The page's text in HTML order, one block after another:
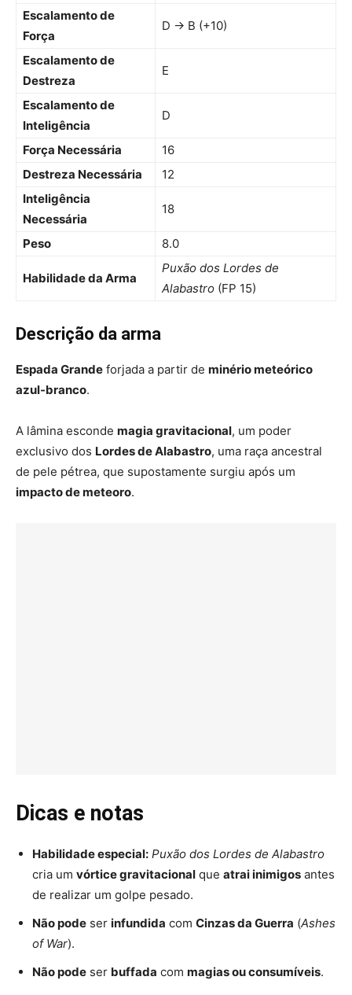
Escalamento de
Força
D → B (+10)
Escalamento de
Destreza
E
Escalamento de
Inteligência
D
Força Necessária
16
Destreza Necessária
12
Inteligência
Necessária
18
Peso 8.0
Habilidade da Arma
Puxão dos Lordes de
Alabastro (FP 15)
Descrição da arma
Espada Grande forjada a partir de minério meteórico
azul-branco.
A lâmina esconde magia gravitacional, um poder
exclusivo dos Lordes de Alabastro, uma raça ancestral
de pele pétrea, que supostamente surgiu após um
impacto de meteoro.
Dicas e notas
Habilidade especial: Puxão dos Lordes de Alabastro
cria um vórtice gravitacional que atrai inimigos antes
de realizar um golpe pesado.
Não pode ser infundida com Cinzas da Guerra (Ashes
of War).
Não pode ser buffada com magias ou consumíveis.